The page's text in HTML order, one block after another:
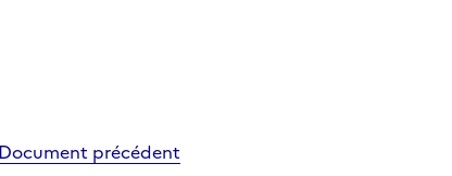
Document précédent